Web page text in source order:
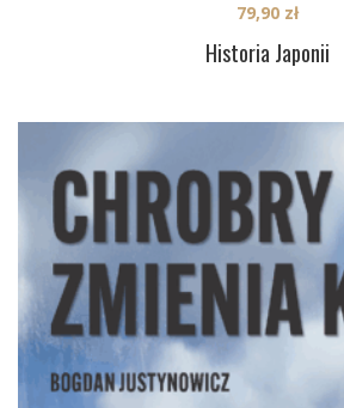
Historia Japonii
79,90 zł